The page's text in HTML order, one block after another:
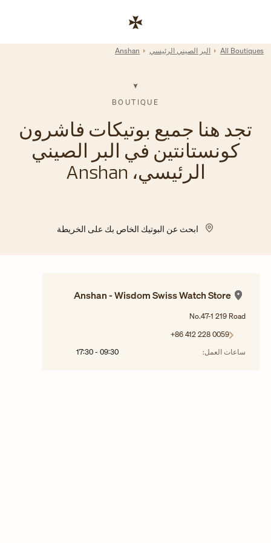
Return to Nav
All Boutiques البر الصيني الرئيسي Anshan
BOUTIQUE
تجد هنا جميع بوتيكات فاشرون
كونستانتين في البر الصيني
الرئيسي، Anshan
ابحث عن البوتيك الخاص بك على الخريطة
Anshan - Wisdom Swiss Watch Store
No.47-1 219 Road
+86 412 228 0059
ساعات العمل:
09:30
-
17:30